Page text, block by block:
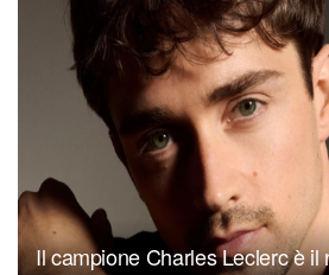
Il campione Charles Leclerc è il